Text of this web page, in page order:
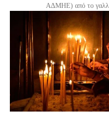
ΑΔΜΗΕ) από το